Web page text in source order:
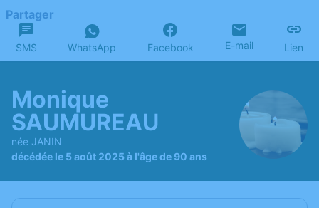
Partager
SMS WhatsApp Facebook E-mail Lien
Monique
SAUMUREAU
née JANIN
décédée le 5 août 2025 à l'âge de 90 ans